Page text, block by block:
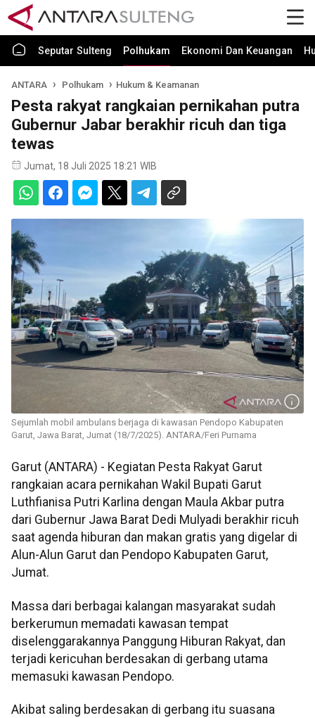
Seputar Sulteng Polhukam Ekonomi Dan Keuangan
ANTARA Polhukam Hukum & Keamanan
Pesta rakyat rangkaian pernikahan putra
Gubernur Jabar berakhir ricuh dan tiga
tewas
Jumat, 18 Juli 2025 18:21 WIB
Sejumlah mobil ambulans berjaga di kawasan Pendopo Kabupaten
Garut, Jawa Barat, Jumat (18/7/2025). ANTARA/Feri Purnama
Garut (ANTARA) - Kegiatan Pesta Rakyat Garut
rangkaian acara pernikahan Wakil Bupati Garut
Luthfianisa Putri Karlina dengan Maula Akbar putra
dari Gubernur Jawa Barat Dedi Mulyadi berakhir ricuh
saat agenda hiburan dan makan gratis yang digelar di
Alun-Alun Garut dan Pendopo Kabupaten Garut,
Jumat.
Massa dari berbagai kalangan masyarakat sudah
berkerumun memadati kawasan tempat
diselenggarakannya Panggung Hiburan Rakyat, dan
terjadi kericuhan berdesakan di gerbang utama
memasuki kawasan Pendopo.
Akibat saling berdesakan di gerbang itu suasana